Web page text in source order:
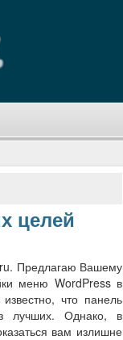
целей
Предлагаю Вашему
меню WordPress в
что панель
лучших. Однако, в
вам излишне